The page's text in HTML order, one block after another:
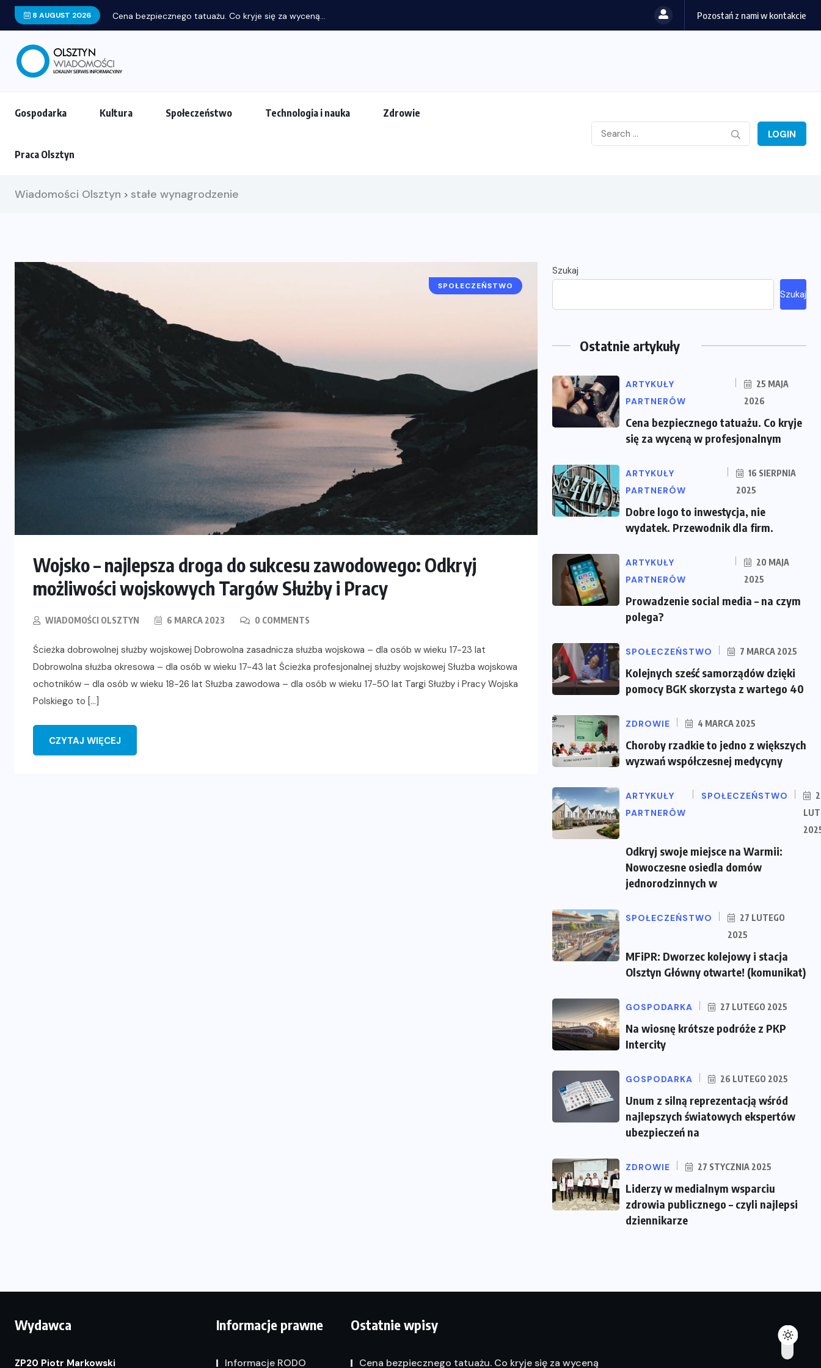
8 AUGUST 2026 Cena bezpiecznego tatuażu. Co kryje się za wyceną... Pozostań z nami w kontakcie
Gospodarka Kultura Społeczeństwo Technologia i nauka Zdrowie
Praca Olsztyn
LOGIN
Wiadomości Olsztyn > stałe wynagrodzenie
SPOŁECZEŃSTWO
Wojsko – najlepsza droga do sukcesu zawodowego: Odkryj
możliwości wojskowych Targów Służby i Pracy
WIADOMOŚCI OLSZTYN 6 MARCA 2023 0 COMMENTS
Ścieżka dobrowolnej służby wojskowej Dobrowolna zasadnicza służba wojskowa – dla osób w wieku 17-23 lat
Dobrowolna służba okresowa – dla osób w wieku 17-43 lat Ścieżka profesjonalnej służby wojskowej Służba wojskowa
ochotników – dla osób w wieku 18-26 lat Służba zawodowa – dla osób w wieku 17-50 lat Targi Służby i Pracy Wojska
Polskiego to […]
CZYTAJ WIĘCEJ
Szukaj
Szukaj
Ostatnie artykuły
ARTYKUŁY
PARTNERÓW
25 MAJA
2026
Cena bezpiecznego tatuażu. Co kryje
się za wyceną w profesjonalnym
ARTYKUŁY
PARTNERÓW
16 SIERPNIA
2025
Dobre logo to inwestycja, nie
wydatek. Przewodnik dla firm.
ARTYKUŁY
PARTNERÓW
20 MAJA
2025
Prowadzenie social media – na czym
polega?
SPOŁECZEŃSTWO 7 MARCA 2025
Kolejnych sześć samorządów dzięki
pomocy BGK skorzysta z wartego 40
ZDROWIE 4 MARCA 2025
Choroby rzadkie to jedno z większych
wyzwań współczesnej medycyny
ARTYKUŁY
PARTNERÓW
SPOŁECZEŃSTWO
Odkryj swoje miejsce na Warmii:
Nowoczesne osiedla domów
jednorodzinnych w
SPOŁECZEŃSTWO
27 LUTEGO
2025
MFiPR: Dworzec kolejowy i stacja
Olsztyn Główny otwarte! (komunikat)
GOSPODARKA 27 LUTEGO 2025
Na wiosnę krótsze podróże z PKP
Intercity
GOSPODARKA 26 LUTEGO 2025
Unum z silną reprezentacją wśród
najlepszych światowych ekspertów
ubezpieczeń na
ZDROWIE 27 STYCZNIA 2025
Liderzy w medialnym wsparciu
zdrowia publicznego – czyli najlepsi
dziennikarze
Wydawca
ZP20 Piotr Markowski
Informacje prawne
Informacje RODO
Ostatnie wpisy
Cena bezpiecznego tatuażu. Co kryje się za wyceną